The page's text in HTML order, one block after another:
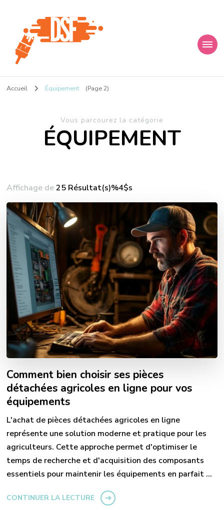
D s f
Accueil Équipement (Page 2)
Vous parcourez la catégorie
ÉQUIPEMENT
Affichage de25 Résultat(s)%4$s
Comment bien choisir ses pièces
détachées agricoles en ligne pour vos
équipements
L'achat de pièces détachées agricoles en ligne
représente une solution moderne et pratique pour les
agriculteurs. Cette approche permet d'optimiser le
temps de recherche et d'acquisition des composants
essentiels pour maintenir les équipements en parfait …
CONTINUER LA LECTURE